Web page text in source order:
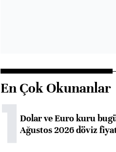
En Çok Okunanlar
1Dolar ve Euro kuru
Ağustos 2026 döviz